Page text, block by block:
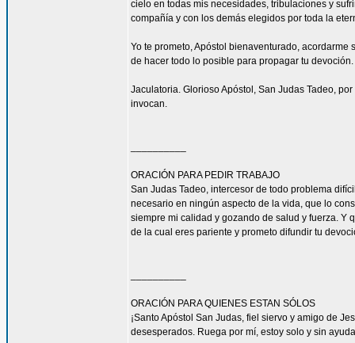
cielo en todas mis necesidades, tribulaciones y
compañía y con los demás elegidos por toda la
Yo te prometo, Apóstol bienaventurado,
de hacer todo lo posible para propagar tu devoción.
Jaculatoria. Glorioso Apóstol, San Judas Tadeo,
invocan.
ORACIÓN PARA PEDIR TRABAJO
San Judas Tadeo, intercesor de todo problema
necesario en ningún aspecto de la vida, que lo
siempre mi calidad y gozando de salud y fuerza. Y
de la cual eres pariente y prometo difundir tu
ORACIÓN PARA QUIENES ESTAN SÓLOS
¡Santo Apóstol San Judas, fiel siervo y amigo de
desesperados. Ruega por mí, estoy solo y sin